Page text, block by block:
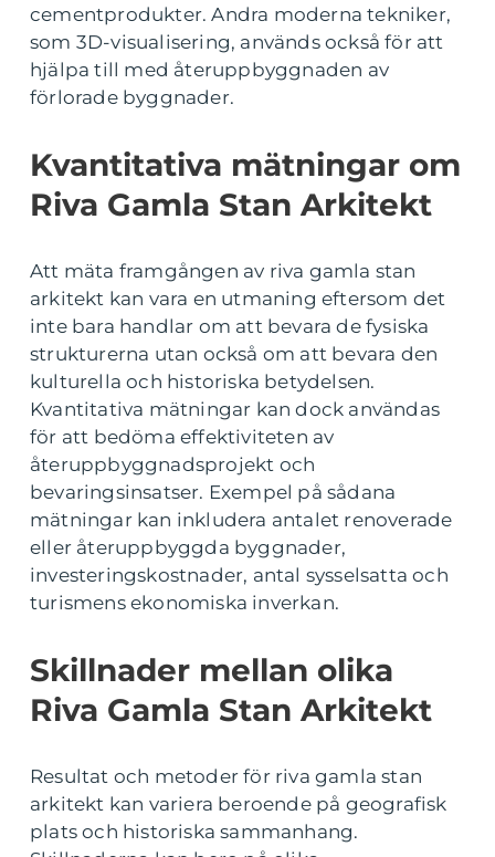
cementprodukter. Andra moderna tekniker,
som 3D-visualisering, används också för att
hjälpa till med återuppbyggnaden av
förlorade byggnader.
Kvantitativa mätningar om
Riva Gamla Stan Arkitekt
Att mäta framgången av riva gamla stan
arkitekt kan vara en utmaning eftersom det
inte bara handlar om att bevara de fysiska
strukturerna utan också om att bevara den
kulturella och historiska betydelsen.
Kvantitativa mätningar kan dock användas
för att bedöma effektiviteten av
återuppbyggnadsprojekt och
bevaringsinsatser. Exempel på sådana
mätningar kan inkludera antalet renoverade
eller återuppbyggda byggnader,
investeringskostnader, antal sysselsatta och
turismens ekonomiska inverkan.
Skillnader mellan olika
Riva Gamla Stan Arkitekt
Resultat och metoder för riva gamla stan
arkitekt kan variera beroende på geografisk
plats och historiska sammanhang.